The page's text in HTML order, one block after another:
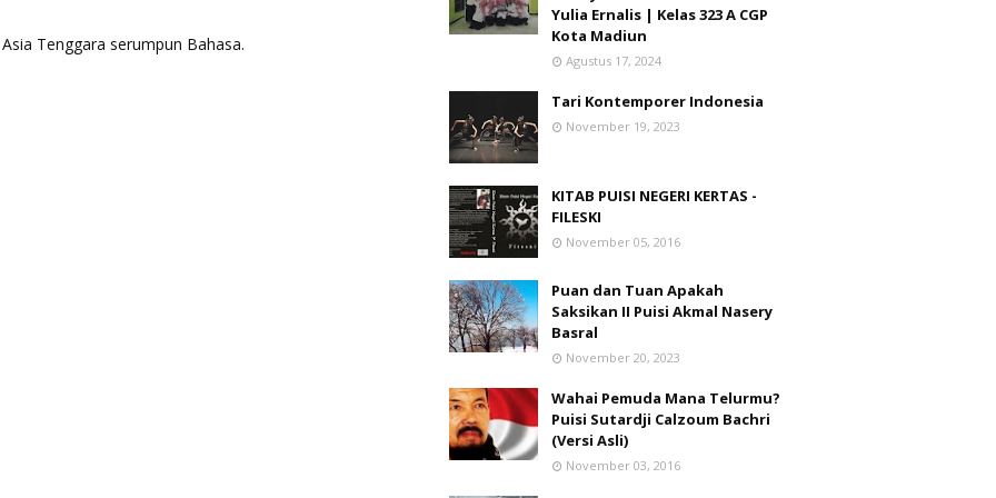
Tenggara serumpun Bahasa.
Yulia Ernalis | Kelas 323 A CGP
Kota Madiun
Agustus 17, 2024
Tari Kontemporer Indonesia
November 19, 2023
KITAB PUISI NEGERI KERTAS -
FILESKI
November 05, 2016
Puan dan Tuan Apakah
Saksikan II Puisi Akmal Nasery
Basral
November 20, 2023
Wahai Pemuda Mana Telurmu?
Puisi Sutardji Calzoum Bachri
(Versi Asli)
November 03, 2016